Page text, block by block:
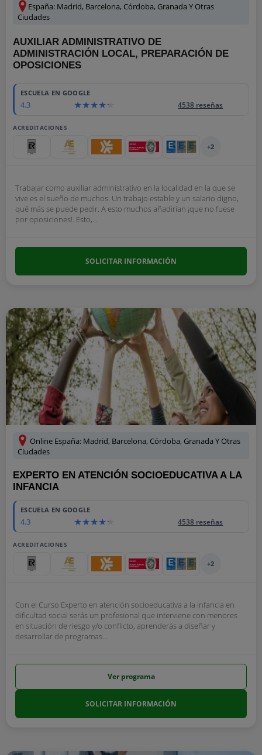
España: Madrid, Barcelona, Córdoba, Granada Y Otras
Ciudades
AUXILIAR ADMINISTRATIVO DE
ADMINISTRACIÓN LOCAL, PREPARACIÓN DE
OPOSICIONES
ESCUELA EN GOOGLE
4.3 4538 reseñas
ACREDITACIONES
+2
Trabajar como auxiliar administrativo en la localidad en la que se
vive es el sueño de muchos. Un trabajo estable y un salario digno,
qué más se puede pedir. A esto muchos añadirían ¡que no fuese
por oposiciones!. Esto,...
SOLICITAR INFORMACIÓN
Online España: Madrid, Barcelona, Córdoba, Granada Y Otras
Ciudades
EXPERTO EN ATENCIÓN SOCIOEDUCATIVA A LA
INFANCIA
ESCUELA EN GOOGLE
4.3 4538 reseñas
ACREDITACIONES
+2
Con el Curso Experto en atención socioeducativa a la infancia en
dificultad social serás un profesional que interviene con menores
en situación de riesgo y/o conflicto, aprenderás a diseñar y
desarrollar de programas...
Ver programa
SOLICITAR INFORMACIÓN